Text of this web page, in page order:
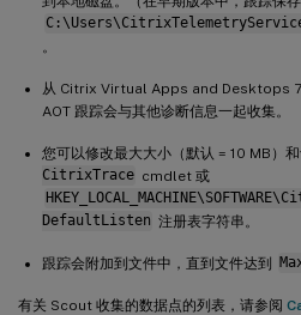
。
从 Citrix Virtual Apps and Desktops 7
AOT 跟踪会与其他诊断信息一起收集。
您可以修改最大大小（默认 = 10 MB）
CitrixTrace cmdlet 或
DefaultListen 注册表字符串。
跟踪会附加到文件中，直到文件达到
有关 Scout 收集的数据点的列表，请参阅